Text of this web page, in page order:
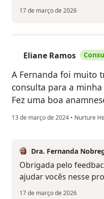
17 de março de 2026
Eliane Ramos
A Fernanda foi muito
consulta para a
Fez uma boa
13 de março de 2024 • Nurture
Dra. Fernanda
Obrigada pelo
ajudar vocês nesse
17 de março de 2026